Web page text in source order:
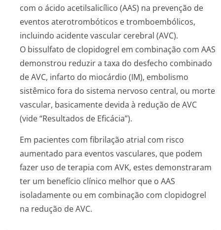
com o ácido acetilsalicílico (AAS) na prevenção de
eventos aterotrombóticos e tromboembólicos,
incluindo acidente vascular cerebral (AVC).
O bissulfato de clopidogrel em combinação com AAS
demonstrou reduzir a taxa do desfecho combinado
de AVC, infarto do miocárdio (IM), embolismo
sistêmico fora do sistema nervoso central, ou morte
vascular, basicamente devida à redução de AVC
(vide “Resultados de Eficácia”).
Em pacientes com fibrilação atrial com risco
aumentado para eventos vasculares, que podem
fazer uso de terapia com AVK, estes demonstraram
ter um benefício clínico melhor que o AAS
isoladamente ou em combinação com clopidogrel
na redução de AVC.